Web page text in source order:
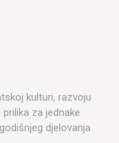
kulturi, razvoju
za jednake
djelovanja